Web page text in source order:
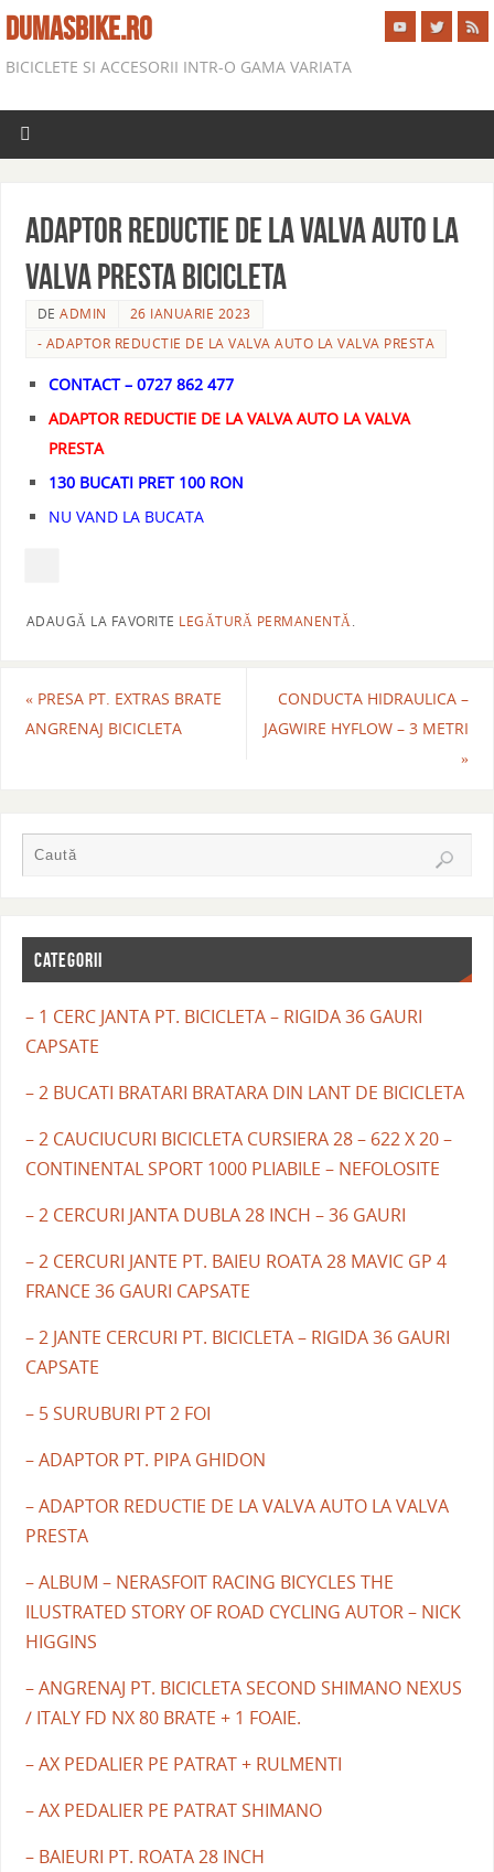
DUMASBIKE.RO
BICICLETE SI ACCESORII INTR-O GAMA VARIATA
ADAPTOR REDUCTIE DE LA VALVA AUTO LA
VALVA PRESTA BICICLETA
DEADMIN
26 IANUARIE 2023
- ADAPTOR REDUCTIE DE LA VALVA AUTO LA VALVA PRESTA
CONTACT – 0727 862 477
ADAPTOR REDUCTIE DE LA VALVA AUTO LA VALVA
PRESTA
130 BUCATI PRET 100 RON
NU VAND LA BUCATA
ADAUGĂ LA FAVORITE LEGĂTURĂ PERMANENTĂ.
«PRESA PT. EXTRAS BRATE
ANGRENAJ BICICLETA
CONDUCTA HIDRAULICA –
JAGWIRE HYFLOW – 3 METRI
»
CATEGORII
– 1 CERC JANTA PT. BICICLETA – RIGIDA 36 GAURI
CAPSATE
– 2 BUCATI BRATARI BRATARA DIN LANT DE BICICLETA
– 2 CAUCIUCURI BICICLETA CURSIERA 28 – 622 X 20 –
CONTINENTAL SPORT 1000 PLIABILE – NEFOLOSITE
– 2 CERCURI JANTA DUBLA 28 INCH – 36 GAURI
– 2 CERCURI JANTE PT. BAIEU ROATA 28 MAVIC GP 4
FRANCE 36 GAURI CAPSATE
– 2 JANTE CERCURI PT. BICICLETA – RIGIDA 36 GAURI
CAPSATE
– 5 SURUBURI PT 2 FOI
– ADAPTOR PT. PIPA GHIDON
– ADAPTOR REDUCTIE DE LA VALVA AUTO LA VALVA
PRESTA
– ALBUM – NERASFOIT RACING BICYCLES THE
ILUSTRATED STORY OF ROAD CYCLING AUTOR – NICK
HIGGINS
– ANGRENAJ PT. BICICLETA SECOND SHIMANO NEXUS
/ ITALY FD NX 80 BRATE + 1 FOAIE.
– AX PEDALIER PE PATRAT + RULMENTI
– AX PEDALIER PE PATRAT SHIMANO
– BAIEURI PT. ROATA 28 INCH